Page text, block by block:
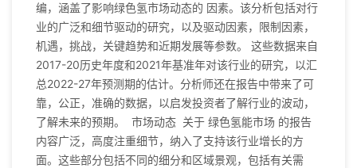
编，涵盖了影响绿色氢市场动态的 因素。该分析包括对行
业的广泛和细节驱动的研究，以及驱动因素，限制因素，
机遇，挑战，关键趋势和近期发展等参数。 这些数据来自
2017-20历史年度和2021年基准年对该行业的研究，以汇
总2022-27年预测期的估计。分析师还在报告中带来了可
靠，公正，准确的数据，以启发投资者了解行业的波动，
了解未来的预期。 市场动态 关于 绿色氢能市场 的报告
内容广泛，高度注重细节，纳入了支持该行业增长的方
面。这些部分包括不同的细分和区域景观，包括有关需